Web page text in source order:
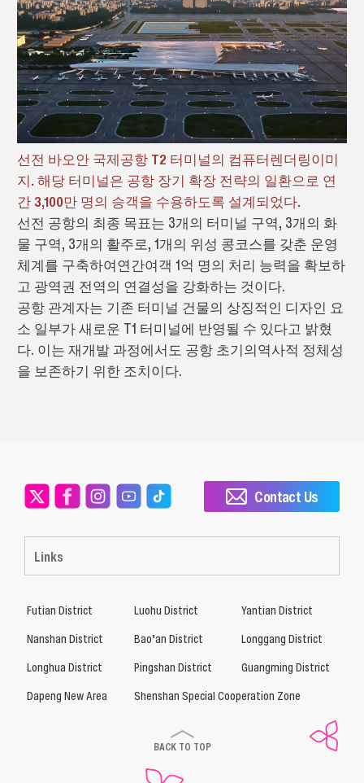
선전 바오안 국제공항 T2 터미널의 컴퓨터렌더링이미
지. 해당 터미널은 공항 장기 확장 전략의 일환으로 연
간 3,100만 명의 승객을 수용하도록 설계되었다.
선전 공항의 최종 목표는 3개의 터미널 구역, 3개의 화
물 구역, 3개의 활주로, 1개의 위성 콩코스를 갖춘 운영
체계를 구축하여연간여객 1억 명의 처리 능력을 확보하
고 광역권 전역의 연결성을 강화하는 것이다.
공항 관계자는 기존 터미널 건물의 상징적인 디자인 요
소 일부가 새로운 T1 터미널에 반영될 수 있다고 밝혔
다. 이는 재개발 과정에서도 공항 초기의역사적 정체성
을 보존하기 위한 조치이다.
Links
Contact Us
Futian District Luohu District
Yantian District
Nanshan District
Bao’an District
Longgang District
Longhua District
Pingshan District
Guangming District
Dapeng New Area
Shenshan Special Cooperation Zone
BACK TO TOP